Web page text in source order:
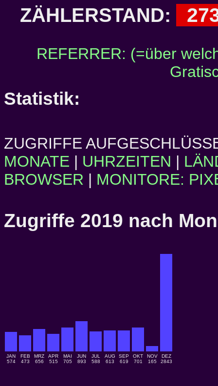
ZÄHLERSTAND:
REFERRER: (=über
Statistik:
ZUGRIFFE
MONATE | UHRZEITEN |
BROWSER | MONITORE:
Zugriffe 2019 nach
JAN
574
FEB
473
MRZ
656
APR
515
MAI
705
JUN
893
JUL
588
AUG
613
SEP
619
OKT
701
NOV
165
DEZ
2843